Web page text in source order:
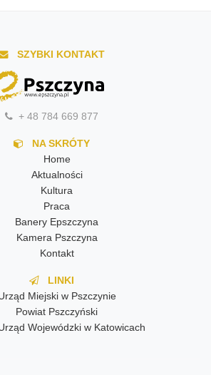
SZYBKI KONTAKT
+ 48 784 669 877
NA SKRÓTY
Home
Aktualności
Kultura
Praca
Banery Epszczyna
Kamera Pszczyna
Kontakt
LINKI
Miejski w Pszczynie
Powiat Pszczyński
Wojewódzki w Katowicach